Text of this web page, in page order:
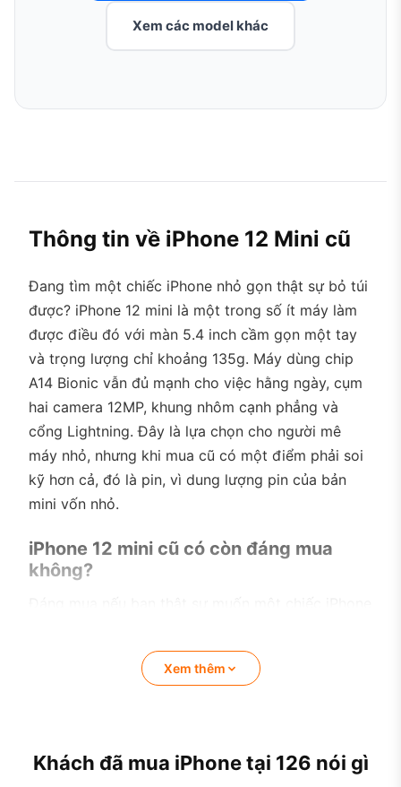
Xem các model khác
Thông tin về iPhone 12 Mini cũ
Đang tìm một chiếc iPhone nhỏ gọn thật sự bỏ túi
được? iPhone 12 mini là một trong số ít máy làm
được điều đó với màn 5.4 inch cầm gọn một tay
và trọng lượng chỉ khoảng 135g. Máy dùng chip
A14 Bionic vẫn đủ mạnh cho việc hằng ngày, cụm
hai camera 12MP, khung nhôm cạnh phẳng và
cổng Lightning. Đây là lựa chọn cho người mê
máy nhỏ, nhưng khi mua cũ có một điểm phải soi
kỹ hơn cả, đó là pin, vì dung lượng pin của bản
mini vốn nhỏ.
iPhone 12 mini cũ có còn đáng mua
không?
đồng thời chấp nhận phải sạc thêm trong ngày
nếu dùng nhiều. Chip A14 Bionic vẫn kham tốt
Không nên mua nếu bạn cần pin dùng thoải mái cả
Xem thêm
Khách đã mua iPhone tại 126 nói gì